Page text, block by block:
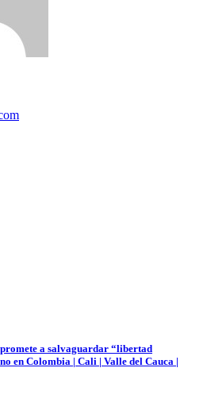
a salvaguardar “libertad
en Colombia | Cali | Valle del Cauca |